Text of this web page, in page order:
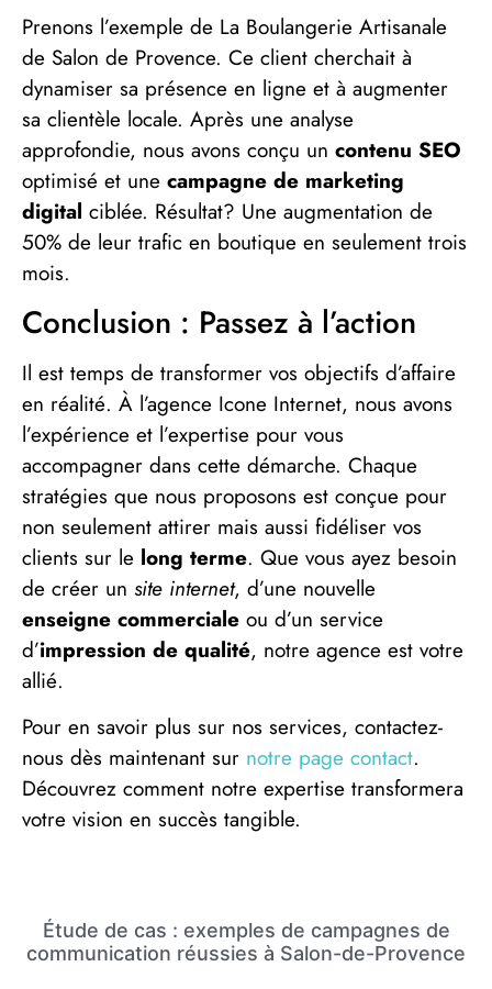
Prenons l’exemple de La Boulangerie Artisanale
de Salon de Provence. Ce client cherchait à
dynamiser sa présence en ligne et à augmenter
sa clientèle locale. Après une analyse
approfondie, nous avons conçu un contenu SEO
optimisé et une campagne de marketing
digital ciblée. Résultat? Une augmentation de
50% de leur trafic en boutique en seulement trois
mois.
Conclusion : Passez à l’action
Il est temps de transformer vos objectifs d’affaire
en réalité. À l’agence Icone Internet, nous avons
l’expérience et l’expertise pour vous
accompagner dans cette démarche. Chaque
stratégies que nous proposons est conçue pour
non seulement attirer mais aussi fidéliser vos
clients sur le long terme. Que vous ayez besoin
de créer un site internet, d’une nouvelle
enseigne commerciale ou d’un service
d’impression de qualité, notre agence est votre
allié.
Pour en savoir plus sur nos services, contactez-
nous dès maintenant sur notre page contact.
Découvrez comment notre expertise transformera
votre vision en succès tangible.
Étude de cas : exemples de campagnes de
communication réussies à Salon-de-Provence